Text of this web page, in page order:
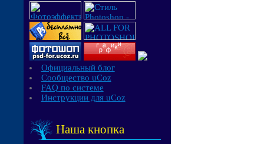
Официальный блог
Сообщество uCoz
FAQ по системе
Инструкции для uCoz
Наша кнопка